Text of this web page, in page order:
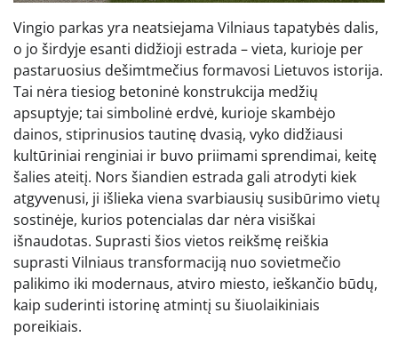
Vingio parkas yra neatsiejama Vilniaus tapatybės dalis,
o jo širdyje esanti didžioji estrada – vieta, kurioje per
pastaruosius dešimtmečius formavosi Lietuvos istorija.
Tai nėra tiesiog betoninė konstrukcija medžių
apsuptyje; tai simbolinė erdvė, kurioje skambėjo
dainos, stiprinusios tautinę dvasią, vyko didžiausi
kultūriniai renginiai ir buvo priimami sprendimai, keitę
šalies ateitį. Nors šiandien estrada gali atrodyti kiek
atgyvenusi, ji išlieka viena svarbiausių susibūrimo vietų
sostinėje, kurios potencialas dar nėra visiškai
išnaudotas. Suprasti šios vietos reikšmę reiškia
suprasti Vilniaus transformaciją nuo sovietmečio
palikimo iki modernaus, atviro miesto, ieškančio būdų,
kaip suderinti istorinę atmintį su šiuolaikiniais
poreikiais.